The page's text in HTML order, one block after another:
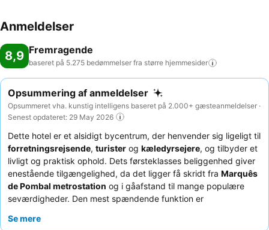
Anmeldelser
8,9 Fremragende
baseret på 5.275 bedømmelser fra større hjemmesider
Opsummering af anmeldelser
Opsummeret vha. kunstig intelligens baseret på 2.000+ gæsteanmeldelser ·
Senest opdateret: 29 May 2026
Dette hotel er et alsidigt bycentrum, der henvender sig ligeligt til
forretningsrejsende, turister og kæledyrsejere, og tilbyder et
livligt og praktisk ophold. Dets førsteklasses beliggenhed giver
enestående tilgængelighed, da det ligger få skridt fra Marquês
de Pombal metrostation og i gåafstand til mange populære
seværdigheder. Den mest spændende funktion er
tørretumblere, som er særligt praktiske ved længere ophold.
Se mere